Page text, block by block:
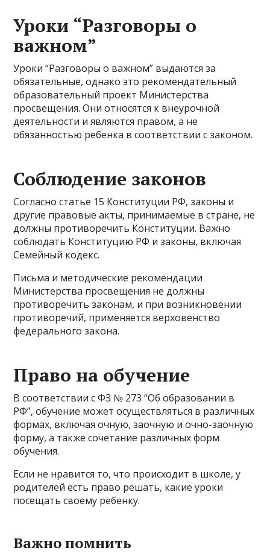
Уроки “Разговоры о
важном”
Уроки “Разговоры о важном” выдаются за
обязательные, однако это рекомендательный
образовательный проект Министерства
просвещения. Они относятся к внеурочной
деятельности и являются правом, а не
обязанностью ребенка в соответствии с законом.
Соблюдение законов
Согласно статье 15 Конституции РФ, законы и
другие правовые акты, принимаемые в стране, не
должны противоречить Конституции. Важно
соблюдать Конституцию РФ и законы, включая
Семейный кодекс.
Письма и методические рекомендации
Министерства просвещения не должны
противоречить законам, и при возникновении
противоречий, применяется верховенство
федерального закона.
Право на обучение
В соответствии с ФЗ № 273 “Об образовании в
РФ”, обучение может осуществляться в различных
формах, включая очную, заочную и очно-заочную
форму, а также сочетание различных форм
обучения.
Если не нравится то, что происходит в школе, у
родителей есть право решать, какие уроки
посещать своему ребенку.
Важно помнить